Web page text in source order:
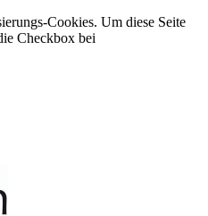
Cookies. Um diese Seite
Checkbox bei